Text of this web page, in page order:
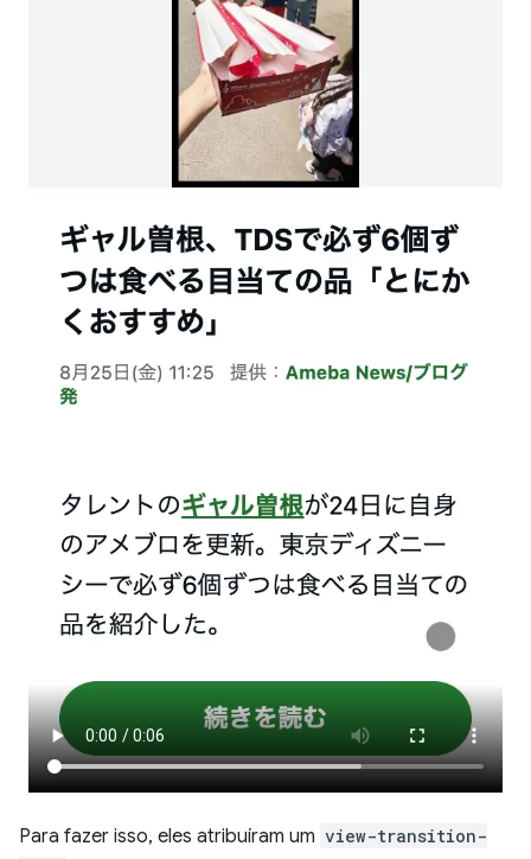
Para fazer isso, eles atribuíram um view-transition-